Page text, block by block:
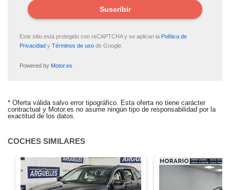
Suscribir
Este sitio está protegido con reCAPTCHA y se aplican la Política de
Privacidad y Términos de uso de Google.
Powered by Motor.es
ALERTA CREADA
Te avisaremos si el coche baja de precio.
Tasa tu coche gratis
* Oferta válida salvo error tipográfico. Esta oferta no tiene carácter
contractual y Motor.es no asume ningún tipo de responsabilidad por la
exactitud de los datos.
COCHES SIMILARES